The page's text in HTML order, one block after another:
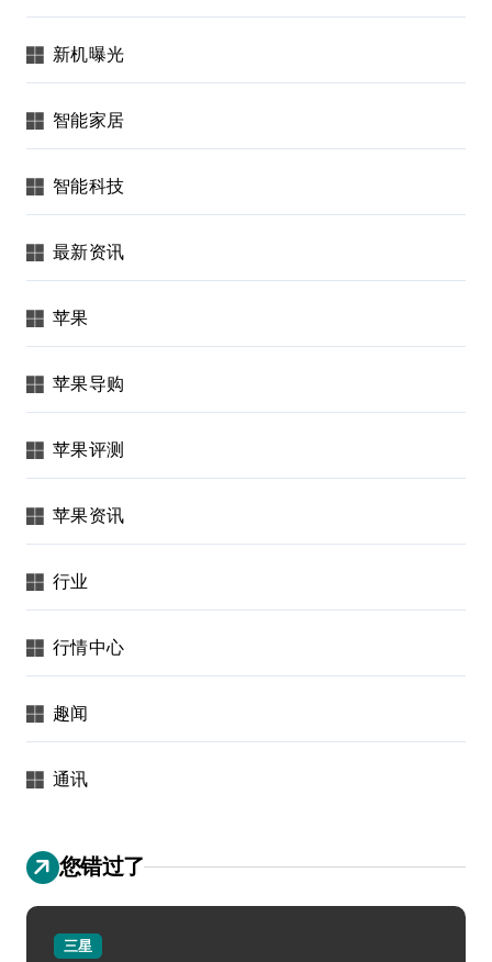
新机曝光
智能家居
智能科技
最新资讯
苹果
苹果导购
苹果评测
苹果资讯
行业
行情中心
趣闻
通讯
您错过了
三星